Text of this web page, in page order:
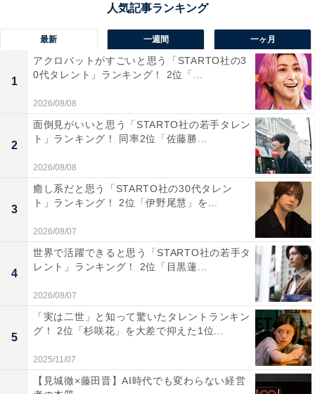
大手企業のオフィスもあり、交通のアクセスも良いので
人気があります」（60代男性／兵庫県）、「福岡市内で
も、高級住宅街で閑静しているイメージがあるから」
（20代女性／京都府）、「有名医師・経営者・芸能関係
者が住むと言われるし高級マンションが多い ・グルメ＆
カフェの質が高い」（50代男性／神奈川県）といった声
が集まりました。
最新 一週間 一ヶ月
1
アクロバットがすごいと思う「STARTO社の3
0代タレント」ランキング！ 2位「...
2026/08/08
2
面倒見がいいと思う「STARTO社の若手タレン
ト」ランキング！ 同率2位「佐藤勝...
2026/08/08
3
癒し系だと思う「STARTO社の30代タレン
ト」ランキング！ 2位「伊野尾慧」を...
2026/08/07
4
世界で活躍できると思う「STARTO社の若手タ
レント」ランキング！ 2位「目黒蓮...
2026/08/07
5
「実は二世」と知って驚いたタレントランキン
グ！ 2位「杉咲花」を大差で抑えた1位...
2025/11/07
【見城徹×藤田晋】AI時代でも変わらない経営